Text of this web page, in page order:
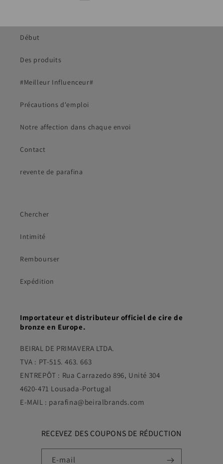
Début
Des produits
#Meilleur Influenceur#
Précautions d'emploi
Notre affection dans chaque envoi
Contact
revente de parafina
Chercher
Intimité
Rembourser
Expédition
Importateur et distributeur officiel de cire de
bronze en Europe.
BEIRAL DE PRIMAVERA LTDA.
TVA : PT-515. 463. 663
ENTREPÔT : Rua Carrazedo 896, Unité 304
4620-471 Lousada-Portugal
E-MAIL : parafina@beiralbrands.com
RECEVEZ DES COUPONS DE RÉDUCTION
E-mail